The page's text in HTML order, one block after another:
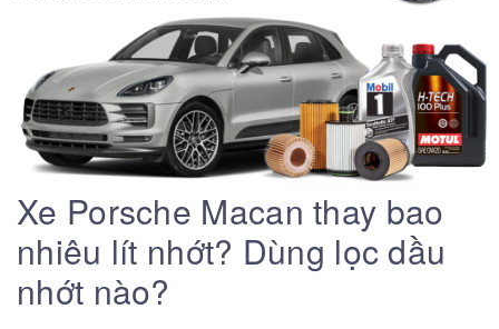
Xe Porsche Macan thay bao
nhiêu lít nhớt? Dùng lọc dầu
nhớt nào?